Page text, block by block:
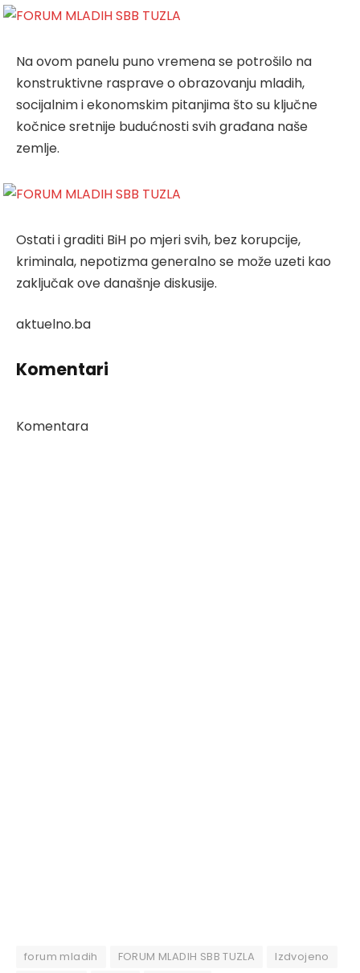
Na ovom panelu puno vremena se potrošilo na
konstruktivne rasprave o obrazovanju mladih,
socijalnim i ekonomskim pitanjima što su ključne
kočnice sretnije budućnosti svih građana naše
zemlje.
Ostati i graditi BiH po mjeri svih, bez korupcije,
kriminala, nepotizma generalno se može uzeti kao
zaključak ove današnje diskusije.
aktuelno.ba
Komentari
Komentara
forum mladih FORUM MLADIH SBB TUZLA Izdvojeno